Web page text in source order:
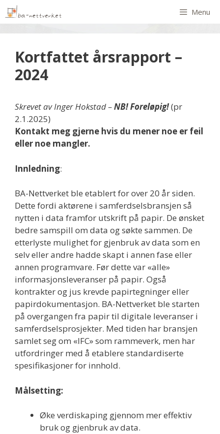
Menu
Kortfattet årsrapport –
2024
Skrevet av Inger Hokstad –NB! Foreløpig!(pr
2.1.2025)
Kontakt meg gjerne hvis du mener noe er feil
eller noe mangler.
Innledning:
BA-Nettverket ble etablert for over 20 år siden.
Dette fordi aktørene i samferdselsbransjen så
nytten i data framfor utskrift på papir. De ønsket
bedre samspill om data og søkte sammen. De
etterlyste mulighet for gjenbruk av data som en
selv eller andre hadde skapt i annen fase eller
annen programvare. Før dette var «alle»
informasjonsleveranser på papir. Også
kontrakter og jus krevde papirtegninger eller
papirdokumentasjon. BA-Nettverket ble starten
på overgangen fra papir til digitale leveranser i
samferdselsprosjekter. Med tiden har bransjen
samlet seg om «IFC» som rammeverk, men har
utfordringer med å etablere standardiserte
spesifikasjoner for innhold.
Målsetting:
Øke verdiskaping gjennom mer effektiv
bruk og gjenbruk av data.